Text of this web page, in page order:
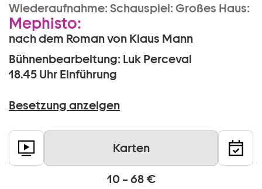
Wiederaufnahme: Schauspiel: Großes Haus:
Mephisto:
nach dem Roman von Klaus Mann
Bühnenbearbeitung: Luk Perceval
18.45 Uhr Einführung
Besetzung anzeigen
Karten
10 – 68 €